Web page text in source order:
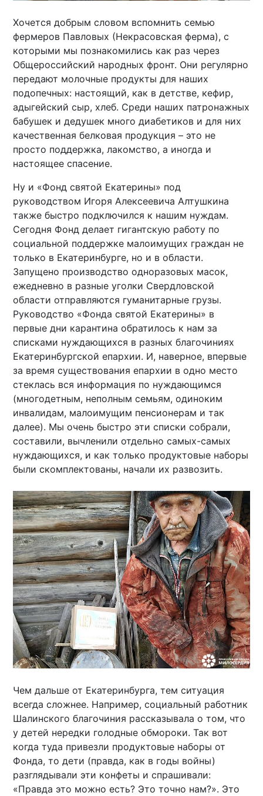
Хочется добрым словом вспомнить семью
фермеров Павловых (Некрасовская ферма), с
которыми мы познакомились как раз через
Общероссийский народных фронт. Они регулярно
передают молочные продукты для наших
подопечных: настоящий, как в детстве, кефир,
адыгейский сыр, хлеб. Среди наших патронажных
бабушек и дедушек много диабетиков и для них
качественная белковая продукция – это не
просто поддержка, лакомство, а иногда и
настоящее спасение.
Ну и «Фонд святой Екатерины» под
руководством Игоря Алексеевича Алтушкина
также быстро подключился к нашим нуждам.
Сегодня Фонд делает гигантскую работу по
социальной поддержке малоимущих граждан не
только в Екатеринбурге, но и в области.
Запущено производство одноразовых масок,
ежедневно в разные уголки Свердловской
области отправляются гуманитарные грузы.
Руководство «Фонда святой Екатерины» в
первые дни карантина обратилось к нам за
списками нуждающихся в разных благочиниях
Екатеринбургской епархии. И, наверное, впервые
за время существования епархии в одно место
стеклась вся информация по нуждающимся
(многодетным, неполным семьям, одиноким
инвалидам, малоимущим пенсионерам и так
далее). Мы очень быстро эти списки собрали,
составили, вычленили отдельно самых-самых
нуждающихся, и как только продуктовые наборы
были скомплектованы, начали их развозить.
Чем дальше от Екатеринбурга, тем ситуация
всегда сложнее. Например, социальный работник
Шалинского благочиния рассказывала о том, что
у детей нередки голодные обмороки. Так вот
когда туда привезли продуктовые наборы от
Фонда, то дети (правда, как в годы войны)
разглядывали эти конфеты и спрашивали:
«Правда это можно есть? Это точно нам?». Это